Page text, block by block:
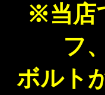
※当店
フ
ボルト